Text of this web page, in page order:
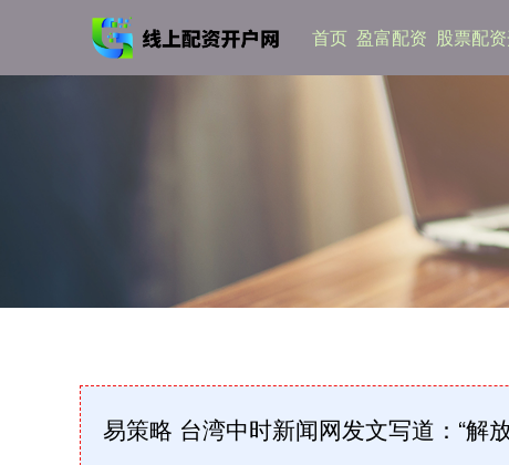
首页 盈富配资 股票配
易策略 台湾中时新闻网发文写道：“解